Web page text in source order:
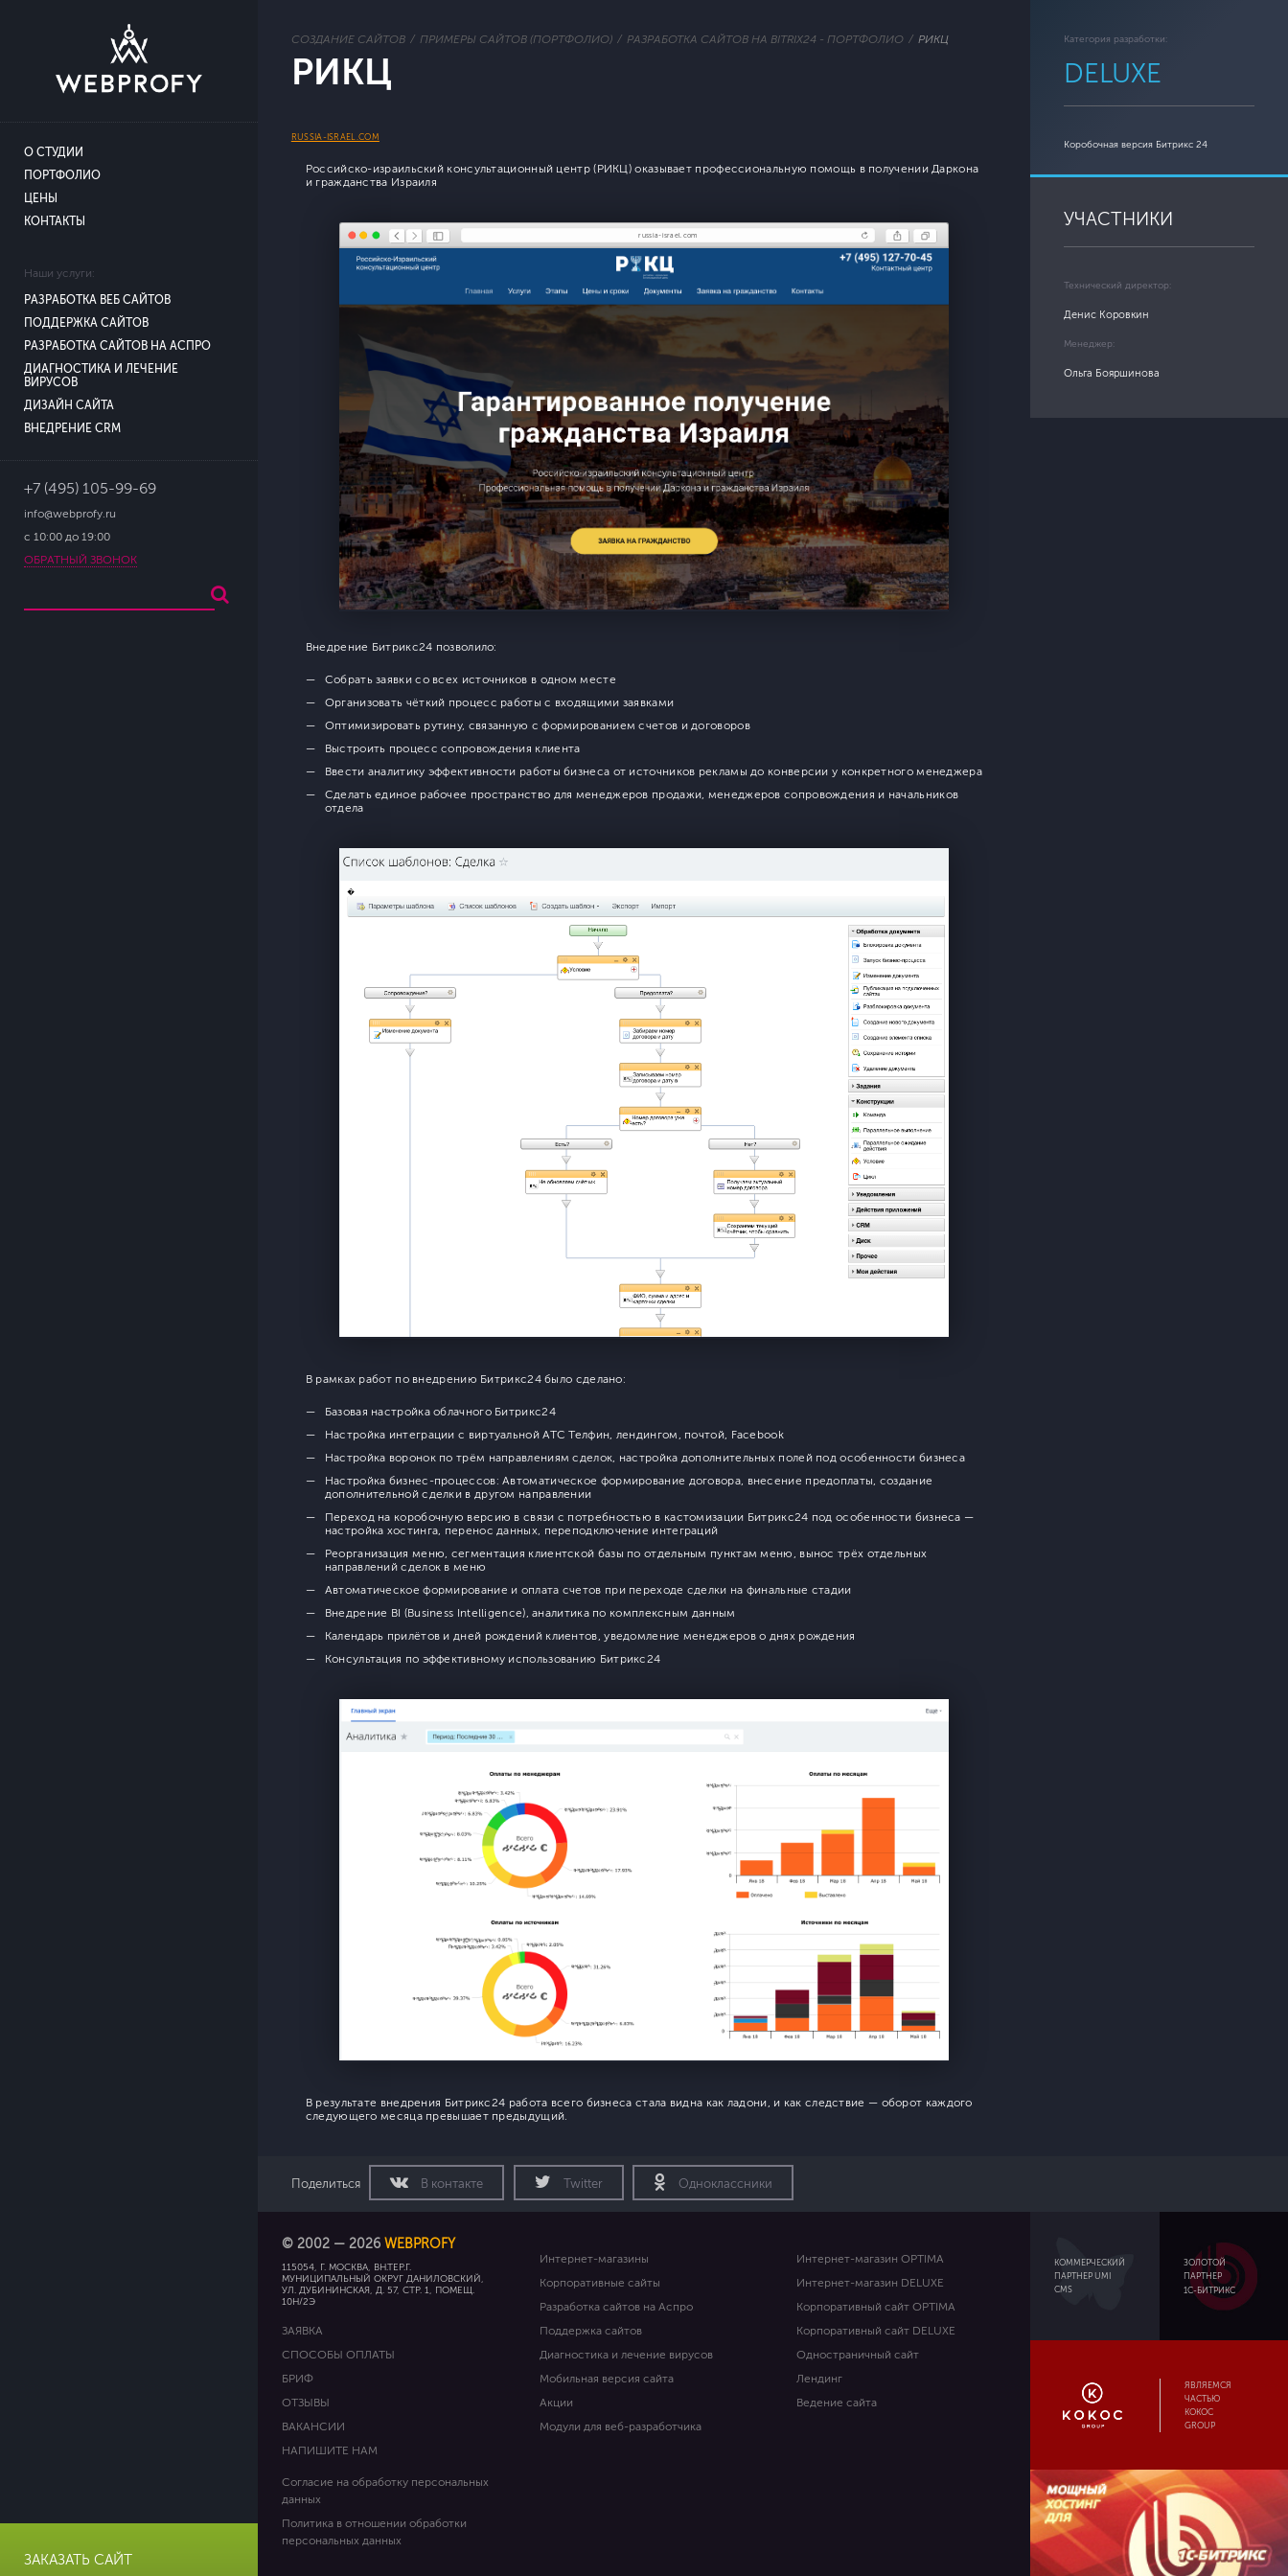
О СТУДИИ
ПОРТФОЛИО
ЦЕНЫ
КОНТАКТЫ
Наши услуги:
РАЗРАБОТКА ВЕБ САЙТОВ
ПОДДЕРЖКА САЙТОВ
РАЗРАБОТКА САЙТОВ НА АСПРО
ДИАГНОСТИКА И ЛЕЧЕНИЕ
ВИРУСОВ
ДИЗАЙН САЙТА
ВНЕДРЕНИЕ CRM
+7 (495) 105-99-69
info@webprofy.ru
с 10:00 до 19:00
ОБРАТНЫЙ ЗВОНОК
ЗАКАЗАТЬ САЙТ
СОЗДАНИЕ САЙТОВ ПРИМЕРЫ САЙТОВ (ПОРТФОЛИО) РАЗРАБОТКА САЙТОВ НА BITRIX24 - ПОРТФОЛИО РИКЦ
РИКЦ
RUSSIA-ISRAEL.COM
Российско-израильский консультационный центр (РИКЦ) оказывает профессиональную помощь в получении Даркона
и гражданства Израиля
russia-israel.com
Внедрение Битрикс24 позволило:
Собрать заявки со всех источников в одном месте
Организовать чёткий процесс работы с входящими заявками
Оптимизировать рутину, связанную с формированием счетов и договоров
Выстроить процесс сопровождения клиента
Ввести аналитику эффективности работы бизнеса от источников рекламы до конверсии у конкретного менеджера
Сделать единое рабочее пространство для менеджеров продажи, менеджеров сопровождения и начальников
отдела
В рамках работ по внедрению Битрикс24 было сделано:
Базовая настройка облачного Битрикс24
Настройка интеграции с виртуальной АТС Телфин, лендингом, почтой, Facebook
Настройка воронок по трём направлениям сделок, настройка дополнительных полей под особенности бизнеса
Настройка бизнес-процессов: Автоматическое формирование договора, внесение предоплаты, создание
дополнительной сделки в другом направлении
Переход на коробочную версию в связи с потребностью в кастомизации Битрикс24 под особенности бизнеса —
настройка хостинга, перенос данных, переподключение интеграций
Реорганизация меню, сегментация клиентской базы по отдельным пунктам меню, вынос трёх отдельных
направлений сделок в меню
Автоматическое формирование и оплата счетов при переходе сделки на финальные стадии
Внедрение BI (Business Intelligence), аналитика по комплексным данным
Календарь прилётов и дней рождений клиентов, уведомление менеджеров о днях рождения
Консультация по эффективному использованию Битрикс24
В результате внедрения Битрикс24 работа всего бизнеса стала видна как ладони, и как следствие — оборот каждого
следующего месяца превышает предыдущий.
Категория разработки:
DELUXE
Коробочная версия Битрикс 24
УЧАСТНИКИ
Технический директор:
Денис Коровкин
Менеджер:
Ольга Бояршинова
Поделиться В контакте Twitter Одноклассники
© 2002 — 2026 WEBPROFY
115054, Г. МОСКВА, ВН.ТЕР.Г.
МУНИЦИПАЛЬНЫЙ ОКРУГ ДАНИЛОВСКИЙ,
УЛ. ДУБИНИНСКАЯ, Д. 57, СТР. 1, ПОМЕЩ.
10Н/2Э
ЗАЯВКА
СПОСОБЫ ОПЛАТЫ
БРИФ
ОТЗЫВЫ
ВАКАНСИИ
НАПИШИТЕ НАМ
Согласие на обработку персональных
данных
Политика в отношении обработки
персональных данных
Интернет-магазины
Корпоративные сайты
Разработка сайтов на Аспро
Поддержка сайтов
Диагностика и лечение вирусов
Мобильная версия сайта
Акции
Модули для веб-разработчика
Интернет-магазин OPTIMA
Интернет-магазин DELUXE
Корпоративный сайт OPTIMA
Корпоративный сайт DELUXE
Одностраничный сайт
Лендинг
Ведение сайта
КОММЕРЧЕСКИЙ
ПАРТНЕР UMI
CMS
ЗОЛОТОЙ
ПАРТНЕР
1С-БИТРИКС
ЯВЛЯЕМСЯ
ЧАСТЬЮ
KOKOC
GROUP